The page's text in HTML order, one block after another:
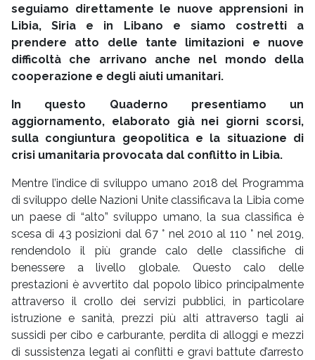
seguiamo direttamente le nuove apprensioni in
Libia, Siria e in Libano e siamo costretti a
prendere atto delle tante limitazioni e nuove
difficoltà che arrivano anche nel mondo della
cooperazione e degli aiuti umanitari.
In questo Quaderno presentiamo un
aggiornamento, elaborato già nei giorni scorsi,
sulla congiuntura geopolitica e la situazione di
crisi umanitaria provocata dal conflitto in Libia.
Mentre l’indice di sviluppo umano 2018 del Programma
di sviluppo delle Nazioni Unite classificava la Libia come
un paese di “alto” sviluppo umano, la sua classifica è
scesa di 43 posizioni dal 67 ° nel 2010 al 110 ° nel 2019,
rendendolo il più grande calo delle classifiche di
benessere a livello globale. Questo calo delle
prestazioni è avvertito dal popolo libico principalmente
attraverso il crollo dei servizi pubblici, in particolare
istruzione e sanità, prezzi più alti attraverso tagli ai
sussidi per cibo e carburante, perdita di alloggi e mezzi
di sussistenza legati ai conflitti e gravi battute d’arresto